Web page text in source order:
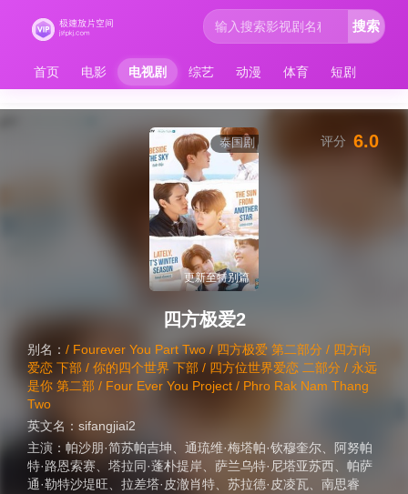
首页 电影 电视剧 综艺 动漫 体育 短剧
搜索
泰国剧
更新至特别篇
四方极爱2
别名： / Fourever You Part Two / 四方极爱 第二部分 / 四方向
爱恋 下部 / 你的四个世界 下部 / 四方位世界爱恋 二部分 / 永远
是你 第二部 / Four Ever You Project / Phro Rak Nam Thang
Two
英文名： sifangjiai2
主演： 帕沙朋·简苏帕吉坤 通琉维·梅塔帕·钦穆奎尔
阿努帕
特·路恩索赛
塔拉同·蓬朴提岸 萨兰乌特·尼塔亚苏西
帕萨
通·勒特沙堤旺
拉差塔·皮澈肖特 苏拉德·皮凌瓦
南思睿
评分 6.0